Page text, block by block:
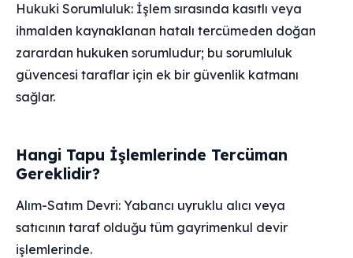
Hukuki Sorumluluk: İşlem sırasında kasıtlı veya
ihmalden kaynaklanan hatalı tercümeden doğan
zarardan hukuken sorumludur; bu sorumluluk
güvencesi taraflar için ek bir güvenlik katmanı
sağlar.
Hangi Tapu İşlemlerinde Tercüman
Gereklidir?
Alım-Satım Devri: Yabancı uyruklu alıcı veya
satıcının taraf olduğu tüm gayrimenkul devir
işlemlerinde.